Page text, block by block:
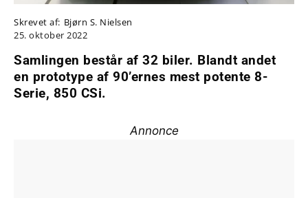
Skrevet af: Bjørn S. Nielsen
25. oktober 2022
Samlingen består af 32 biler. Blandt andet
en prototype af 90’ernes mest potente 8-
Serie, 850 CSi.
Annonce